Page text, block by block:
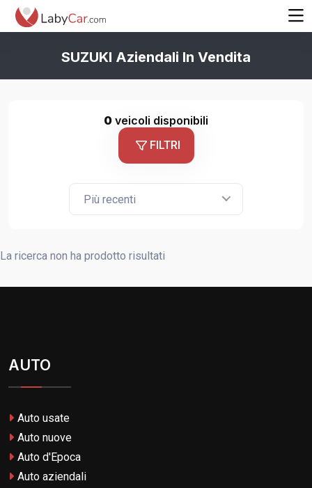
SUZUKI Aziendali In Vendita
0 veicoli disponibili
FILTRI
Più recenti
La ricerca non ha prodotto risultati
AUTO
Auto usate
Auto nuove
Auto d'Epoca
Auto aziendali